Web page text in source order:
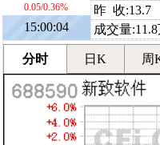
0.05/0.36%
15:00:04
昨 收:13.7
成交量
分时 日K 周